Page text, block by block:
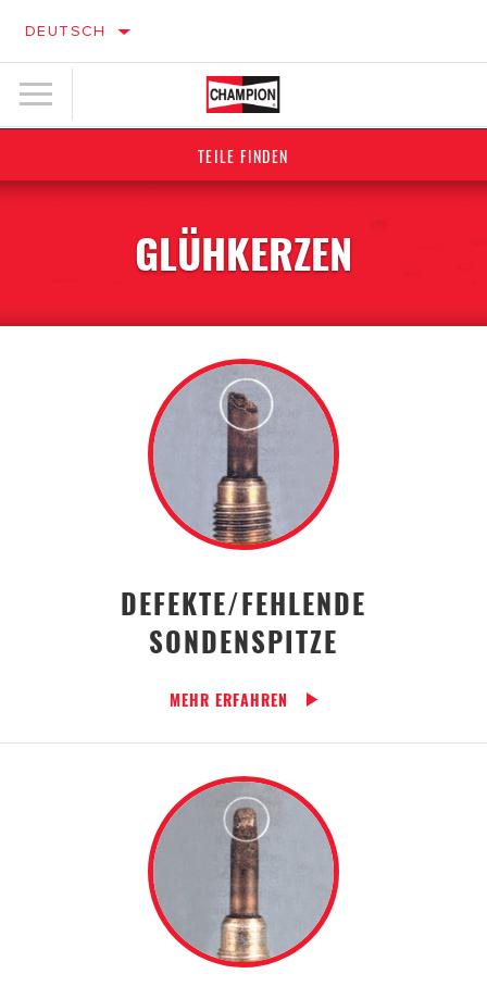
DEUTSCH
TEILE FINDEN
GLÜHKERZEN
DEFEKTE/FEHLENDE
SONDENSPITZE
MEHR ERFAHREN